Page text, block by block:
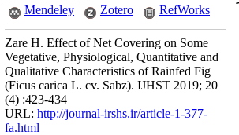
Mendeley
Zotero RefWorks
Zare H. Effect of Net Covering on Some
Vegetative, Physiological, Quantitative and
Qualitative Characteristics of Rainfed Fig
(Ficus carica L. cv. Sabz). IJHST 2019; 20
(4) :423-434
URL: http://journal-irshs.ir/article-1-377-
fa.html